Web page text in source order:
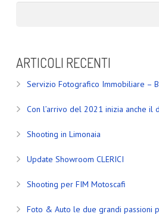
ARTICOLI RECENTI
Servizio Fotografico Immobiliare –
Con l’arrivo del 2021 inizia anche il
Shooting in Limonaia
Update Showroom CLERICI
Shooting per FIM Motoscafi
Foto & Auto le due grandi passioni